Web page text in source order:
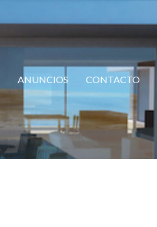
ANUNCIOS CONTACTO